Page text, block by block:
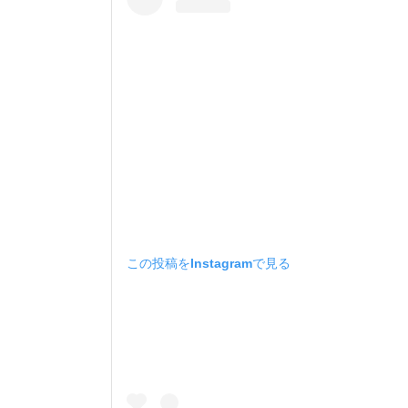
この投稿をInstagramで見る